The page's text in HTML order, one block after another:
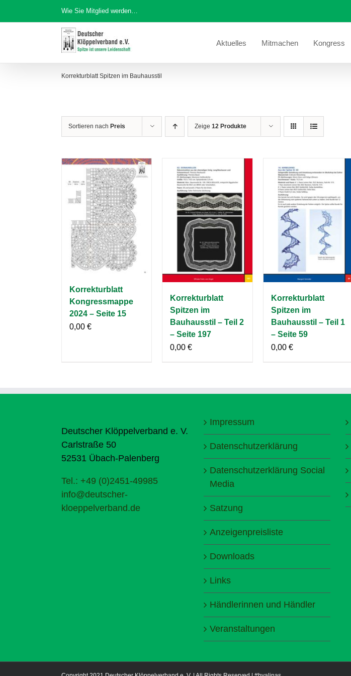
Inhalt
Wie Sie Mitglied werden…
Aktuelles Mitmachen Kongress
Korrekturblatt Spitzen im Bauhausstil
Sortieren nach Preis Zeige 12 Produkte
Korrekturblatt
Kongressmappe
2024 – Seite 15
0,00 €
Korrekturblatt
Spitzen im
Bauhausstil – Teil 2
– Seite 197
0,00€
Korrekturblatt
Spitzen im
Bauhausstil – Teil 1
– Seite 59
0,00 €
Deutscher Klöppelverband e. V.
Carlstraße 50
52531 Übach-Palenberg
Tel.: +49 (0)2451-49985
info@deutscher-
kloeppelverband.de
Impressum
Datenschutzerklärung
Datenschutzerklärung Social
Media
Satzung
Anzeigenpreisliste
Downloads
Links
Händlerinnen und Händler
Veranstaltungen